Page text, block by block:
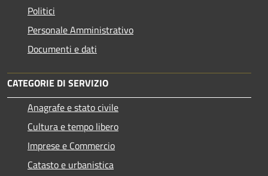
Politici
Personale Amministrativo
Documenti e dati
CATEGORIE DI SERVIZIO
Anagrafe e stato civile
Cultura e tempo libero
Imprese e Commercio
Catasto e urbanistica